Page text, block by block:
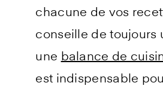
chacune de vos
conseille de toujours
une balance de
est indispensable